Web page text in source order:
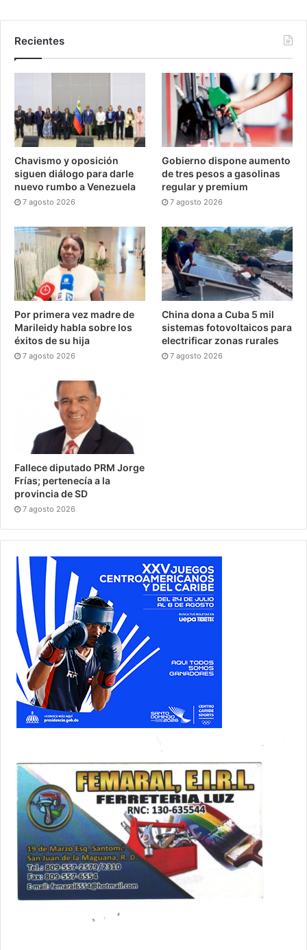
Recientes
Chavismo y oposición
siguen diálogo para darle
nuevo rumbo a Venezuela
7 agosto 2026
Gobierno dispone aumento
de tres pesos a gasolinas
regular y premium
7 agosto 2026
Por primera vez madre de
Marileidy habla sobre los
éxitos de su hija
7 agosto 2026
China dona a Cuba 5 mil
sistemas fotovoltaicos para
electrificar zonas rurales
7 agosto 2026
Fallece diputado PRM Jorge
Frías; pertenecía a la
provincia de SD
7 agosto 2026